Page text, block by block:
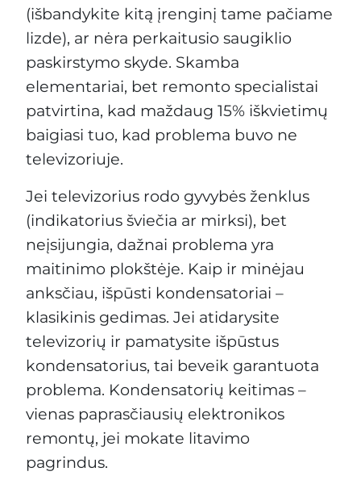
(išbandykite kitą įrenginį tame pačiame
lizde), ar nėra perkaitusio saugiklio
paskirstymo skyde. Skamba
elementariai, bet remonto specialistai
patvirtina, kad maždaug 15% iškvietimų
baigiasi tuo, kad problema buvo ne
televizoriuje.
Jei televizorius rodo gyvybės ženklus
(indikatorius šviečia ar mirksi), bet
neįsijungia, dažnai problema yra
maitinimo plokštėje. Kaip ir minėjau
anksčiau, išpūsti kondensatoriai –
klasikinis gedimas. Jei atidarysite
televizorių ir pamatysite išpūstus
kondensatorius, tai beveik garantuota
problema. Kondensatorių keitimas –
vienas paprasčiausių elektronikos
remontų, jei mokate litavimo
pagrindus.